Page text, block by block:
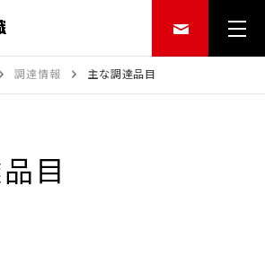
調達情報 主な調達品目
目